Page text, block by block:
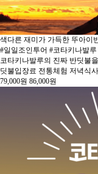
색다른 재미가 가득한 뚜아이
#일일조인투어 #코타키나발루
코타키나발루의 진짜 반딧불
딧불입장료 전통체험 저녁식
79,000원 86,000원